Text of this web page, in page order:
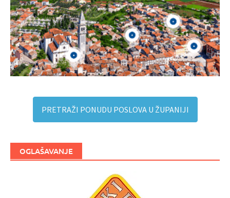
PRETRAŽI PONUDU POSLOVA U ŽUPANIJI
OGLAŠAVANJE